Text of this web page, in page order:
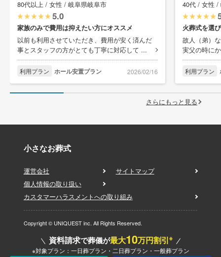
80代以上 / 女性 / 岐阜県岐阜市
5.0
家族のみで費用は抑えたい方にオススメ
以前も利用させていただき、費用が安く済んだ
事とスタッフの方がとても丁寧に対応して ...
利用プラン ホール安置プラン 2026/02/16
40代 / 女性 /
火葬式を選
故人（弟）
実父の時に
利用プラン
さらにもっと見る
小さなお葬式
運営会社
サイトマップ
個人情報の取り扱い
カスタマーハラスメントへの取り組み
Copyright © UNIQUEST inc. All Rights Reserved.
資料請求で葬儀が最大10万円割引※
※対象プラン：一日葬プラン・二日葬プラン・一般葬プラン